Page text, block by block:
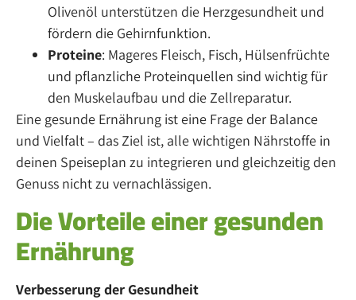
Olivenöl unterstützen die Herzgesundheit und
fördern die Gehirnfunktion.
Proteine: Mageres Fleisch, Fisch, Hülsenfrüchte
und pflanzliche Proteinquellen sind wichtig für
den Muskelaufbau und die Zellreparatur.
Eine gesunde Ernährung ist eine Frage der Balance
und Vielfalt – das Ziel ist, alle wichtigen Nährstoffe in
deinen Speiseplan zu integrieren und gleichzeitig den
Genuss nicht zu vernachlässigen.
Die Vorteile einer gesunden
Ernährung
Verbesserung der Gesundheit